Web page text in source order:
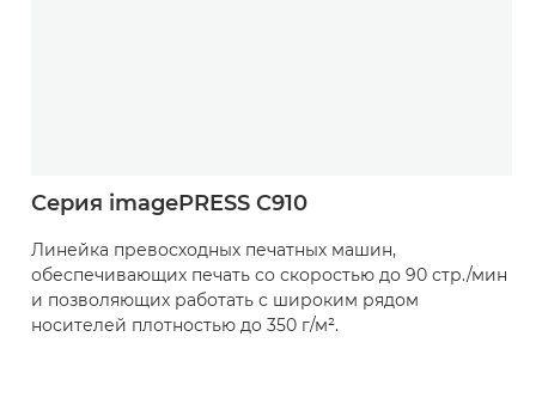
Серия imagePRESS C910
Линейка превосходных печатных машин,
обеспечивающих печать со скоростью до 90 стр./мин
и позволяющих работать с широким рядом
носителей плотностью до 350 г/м².